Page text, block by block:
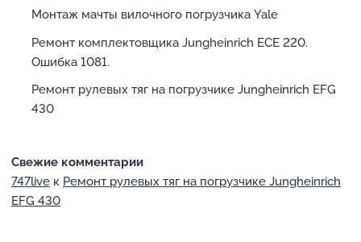
Монтаж мачты вилочного погрузчика Yale
Ремонт комплектовщика Jungheinrich ECE 220.
Ошибка 1081.
Ремонт рулевых тяг на погрузчике Jungheinrich EFG
430
Свежие комментарии
747live к Ремонт рулевых тяг на погрузчике Jungheinrich
EFG 430